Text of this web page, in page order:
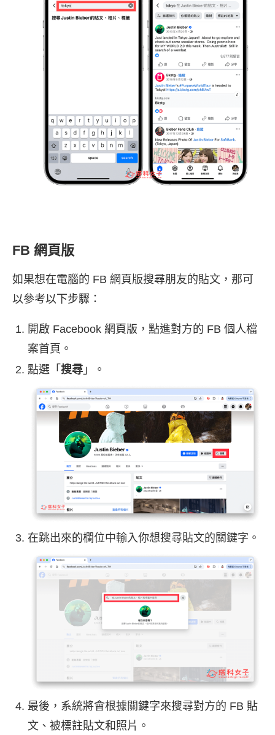
FB 網頁版
如果想在電腦的 FB 網頁版搜尋朋友的貼文，那可
以參考以下步驟：
開啟 Facebook 網頁版，點進對方的 FB 個人檔
案首頁。
點選「 搜尋 」。
在跳出來的欄位中輸入你想搜尋貼文的關鍵字。
最後，系統將會根據關鍵字來搜尋對方的 FB 貼
文、被標註貼文和照片。